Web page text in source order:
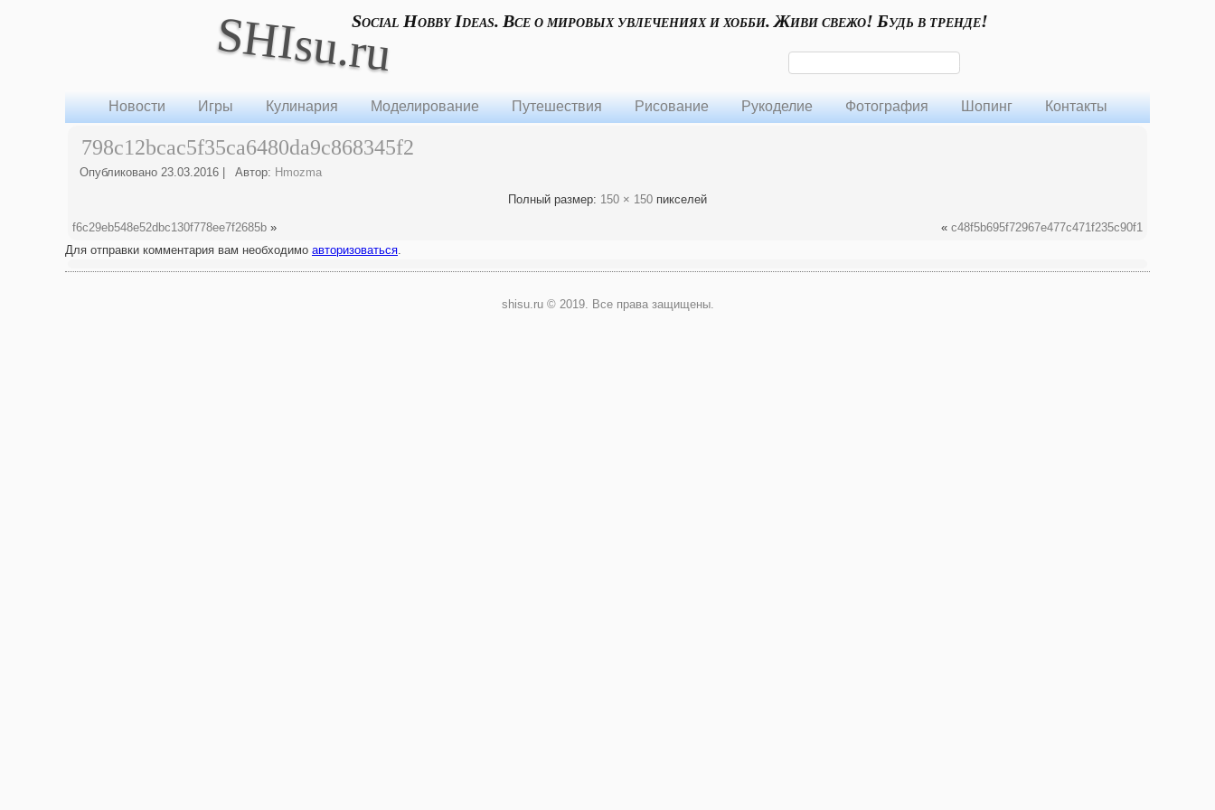
SHIsu.ruSocial Hobby Ideas. Все о мировых увлечениях и хобби. Живи свежо! Будь в тренде!
Новости Игры Кулинария Моделирование Путешествия Рисование Рукоделие Фотография Шопинг Контакты
798c12bcac5f35ca6480da9c868345f2
Опубликовано 23.03.2016 Автор: Hmozma
Полный размер: 150 × 150 пикселей
f6c29eb548e52dbc130f778ee7f2685b » « c48f5b695f72967e477c471f235c90f1
Для отправки комментария вам необходимо авторизоваться.
shisu.ru © 2019. Все права защищены.